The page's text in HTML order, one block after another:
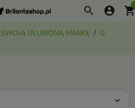
search account_circle
ULUBIONĄ MARKĘ
G
expand_more